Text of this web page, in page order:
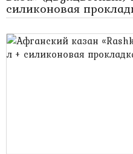
силиконовая